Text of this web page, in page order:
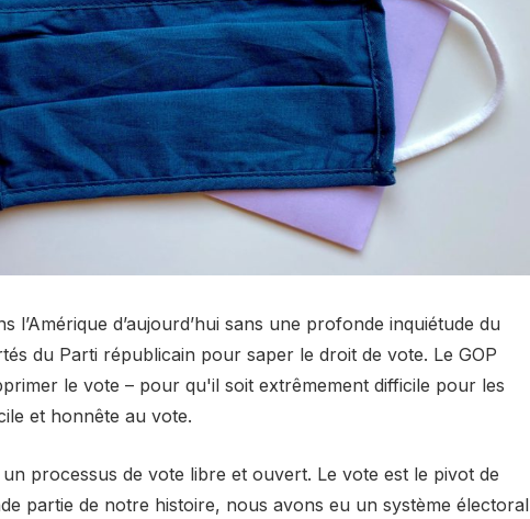
l’Amérique d’aujourd’hui sans une profonde inquiétude du
du Parti républicain pour saper le droit de vote. Le GOP
le vote – pour qu'il soit extrêmement difficile pour les
et honnête au vote.
processus de vote libre et ouvert. Le vote est le pivot de
partie de notre histoire, nous avons eu un système électoral